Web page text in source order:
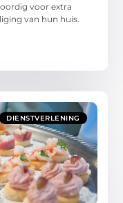
voor extra
van hun huis.
DIENSTVERLENING